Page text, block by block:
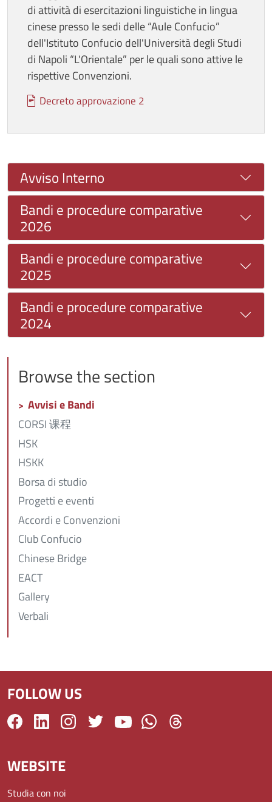
di attività di esercitazioni linguistiche in lingua
cinese presso le sedi delle “Aule Confucio”
dell'Istituto Confucio dell'Università degli Studi
di Napoli “L'Orientale” per le quali sono attive le
rispettive Convenzioni.
Documento
Decreto approvazione 2
Avviso Interno
Bandi e procedure comparative
2026
Bandi e procedure comparative
2025
Bandi e procedure comparative
2024
Browse the section
Avvisi e Bandi
CORSI 课程
HSK
HSKK
Borsa di studio
Progetti e eventi
Accordi e Convenzioni
Club Confucio
Chinese Bridge
EACT
Gallery
Verbali
FOLLOW US
WEBSITE
Studia con noi